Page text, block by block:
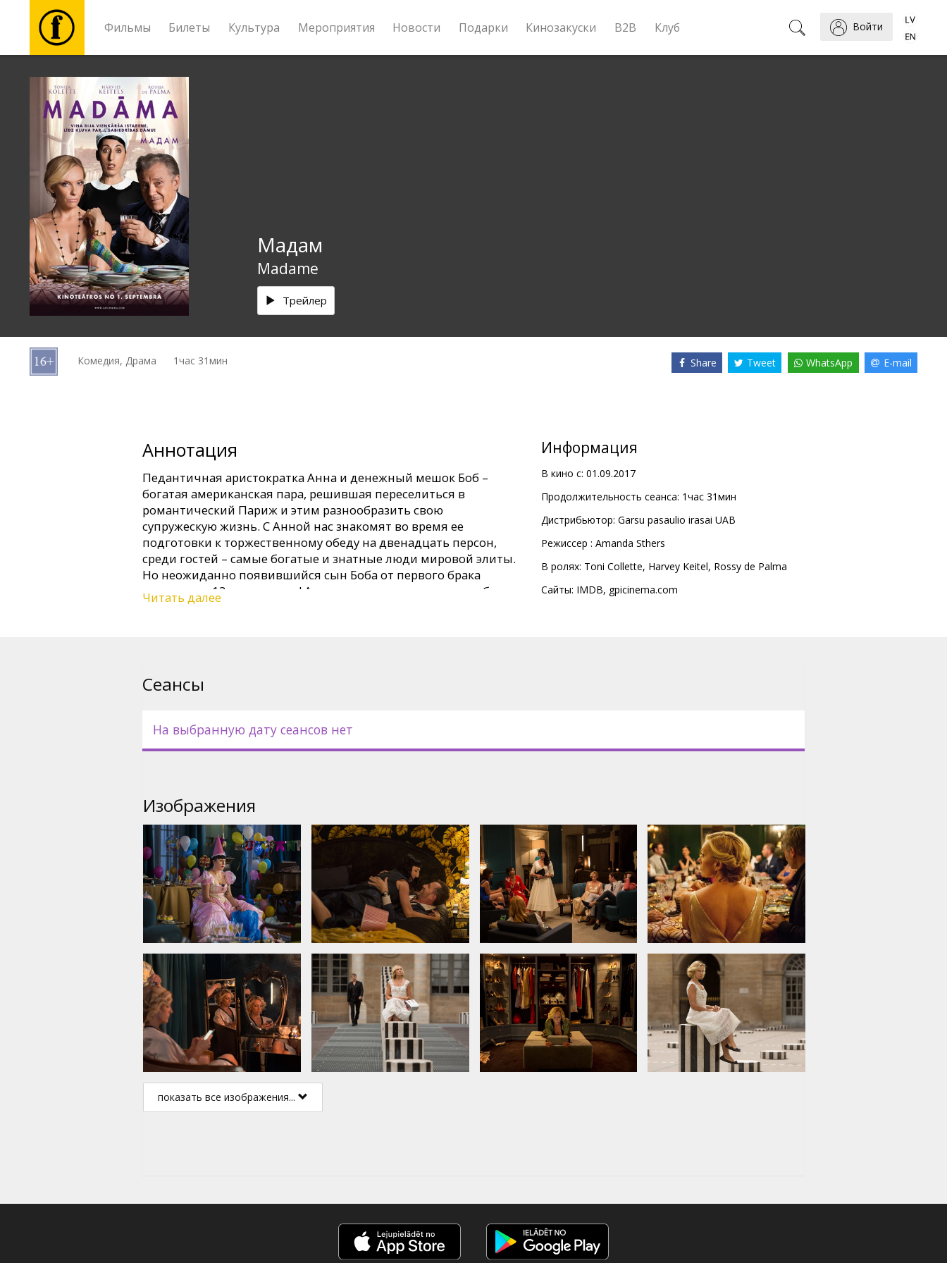
Фильмы Билеты Культура Мероприятия Новости Подарки Кинозакуски B2B Клуб Войти
Фильмы
Билеты
Культура
Мероприятия
Новости
Подарки
B2B
Мадам
Madame
Трейлер
Комедия, Драма 1час 31мин Share Tweet WhatsApp E-mail
Аннотация
Педантичная аристократка Анна и денежный мешок Боб –
богатая американская пара, решившая переселиться в
романтический Париж и этим разнообразить свою
супружескую жизнь. С Анной нас знакомят во время ее
подготовки к торжественному обеду на двенадцать персон,
среди гостей – самые богатые и знатные люди мировой элиты.
Но неожиданно появившийся сын Боба от первого брака
становится 13-тым гостем! Анна не может допустить, чтобы ее
совершенный план потерпел фиаско, и бросается искать 14-тую
Читать далее
Информация
В кино с: 01.09.2017
Продолжительность сеанса: 1час 31мин
Дистрибьютор: Garsu pasaulio irasai UAB
Pежиссер : Amanda Sthers
В ролях: Toni Collette, Harvey Keitel, Rossy de Palma
Сайты: IMDB, gpicinema.com
Сеансы
На выбранную дату сеансов нет
Изображения
показать все изображения...